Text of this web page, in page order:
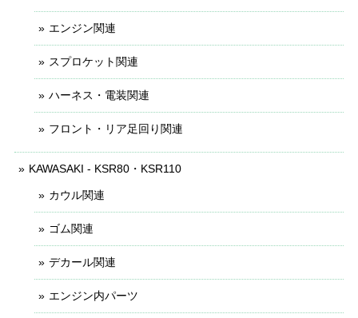
エンジン関連
スプロケット関連
ハーネス・電装関連
フロント・リア足回り関連
KAWASAKI - KSR80・KSR110
カウル関連
ゴム関連
デカール関連
エンジン内パーツ